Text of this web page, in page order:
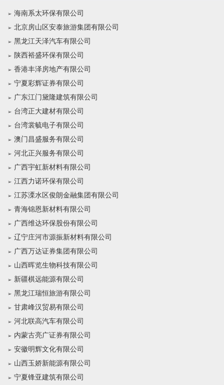
海南系太环保有限公司
北京房山区安泰旅游集团有限公司
黑龙江天泽汽车有限公司
陕西裕盛环保有限公司
香港丰泽房地产有限公司
宁夏彩辉证券有限公司
广东江门黛隆建筑有限公司
台湾正大建材有限公司
台湾裳毓电子有限公司
澳门昌盛服务有限公司
河北正兴服务有限公司
广西宇虹新材料有限公司
江西力诺环保有限公司
江苏溧水区俊朗金融集团有限公司
青海锦恩新材料有限公司
广西维达环保股份有限公司
辽宁庄河市源振新材料有限公司
广西万达证券集团有限公司
山西晖览生物科技有限公司
新疆棋远能源有限公司
黑龙江瑞恒旅游有限公司
甘肃峰汉贸易有限公司
河北联高汽车有限公司
内蒙古亮广证券有限公司
安徽明辉文化有限公司
山西玉娇新能源有限公司
宁夏锋亚建筑有限公司